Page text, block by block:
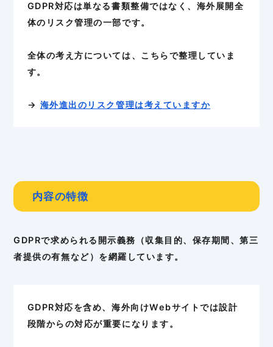
GDPR対応は単なる書類整備ではなく、海外展開全
体のリスク管理の一部です。
全体の考え方については、こちらで整理していま
す。
→ 海外進出のリスク管理は考えていますか
内容の特徴
GDPRで求められる開示義務（収集目的、保存期間、第三
者提供の有無など）を網羅しています。
GDPR対応を含め、海外向けWebサイトでは設計
段階からの対応が重要になります。